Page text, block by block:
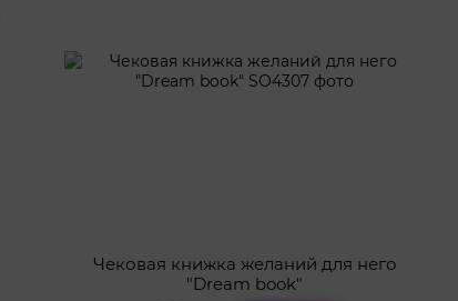
Чековая книжка желаний для него
"Dream book"